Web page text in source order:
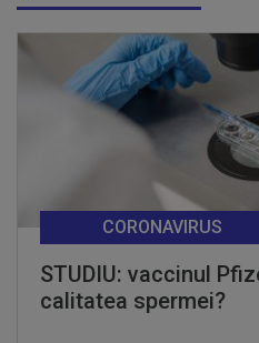
STUDIU: vaccinul
calitatea spermei?
CORONAVIRUS